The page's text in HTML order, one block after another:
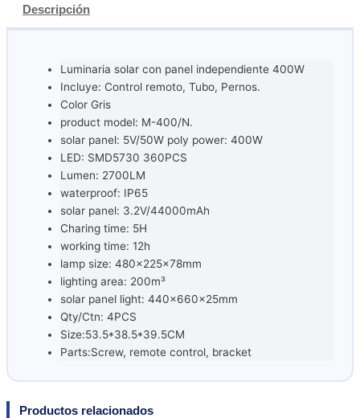
Descripción
Luminaria solar con panel independiente 400W
Incluye: Control remoto, Tubo, Pernos.
Color Gris
product model: M-400/N.
solar panel: 5V/50W poly power: 400W
LED: SMD5730 360PCS
Lumen: 2700LM
waterproof: IP65
solar panel: 3.2V/44000mAh
Charing time: 5H
working time: 12h
lamp size: 480x225x78mm
lighting area: 200m³
solar panel light: 440x660x25mm
Qty/Ctn: 4PCS
Size:53.5*38.5*39.5CM
Parts:Screw, remote control, bracket
Productos relacionados